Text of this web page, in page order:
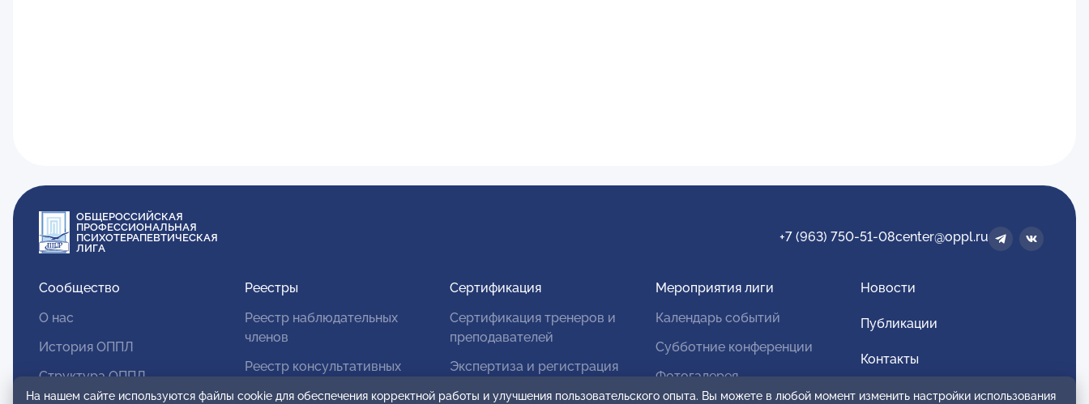
ОБЩЕРОССИЙСКАЯ
ПРОФЕССИОНАЛЬНАЯ
ПСИХОТЕРАПЕВТИЧЕСКАЯ
ЛИГА
+7 (963) 750-51-08center@oppl.ru
Сообщество
О нас
История ОППЛ
Структура ОППЛ
Реестры
Реестр наблюдательных
членов
Реестр консультативных
Сертификация
Сертификация тренеров и
преподавателей
Экспертиза и регистрация
Мероприятия лиги
Календарь событий
Субботние конференции
Фотогалерея
Новости
Публикации
Контакты
Для спонсоров и партнеров
На нашем сайте используются файлы cookie для обеспечения корректной работы и улучшения пользовательского опыта. Вы можете в любой момент изменить настройки использования